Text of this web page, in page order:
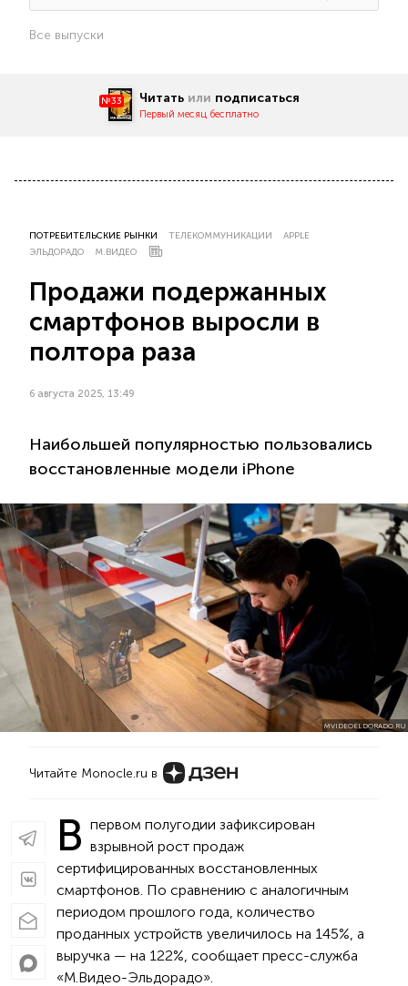
Все выпуски
№33 Читать или подписаться
Первый месяц бесплатно
ПОТРЕБИТЕЛЬСКИЕ РЫНКИ ТЕЛЕКОММУНИКАЦИИ
APPLE
ЭЛЬДОРАДО
М.ВИДЕО
Продажи подержанных
смартфонов выросли в
полтора раза
6 августа 2025, 13:49
Наибольшей популярностью пользовались
восстановленные модели iPhone
MVIDEOELDORADO.RU
Читайте Monocle.ru в
В первом полугодии зафиксирован
взрывной рост продаж
сертифицированных восстановленных
смартфонов. По сравнению с аналогичным
периодом прошлого года, количество
проданных устройств увеличилось на 145%, а
выручка — на 122%, сообщает пресс-служба
«М.Видео-Эльдорадо».